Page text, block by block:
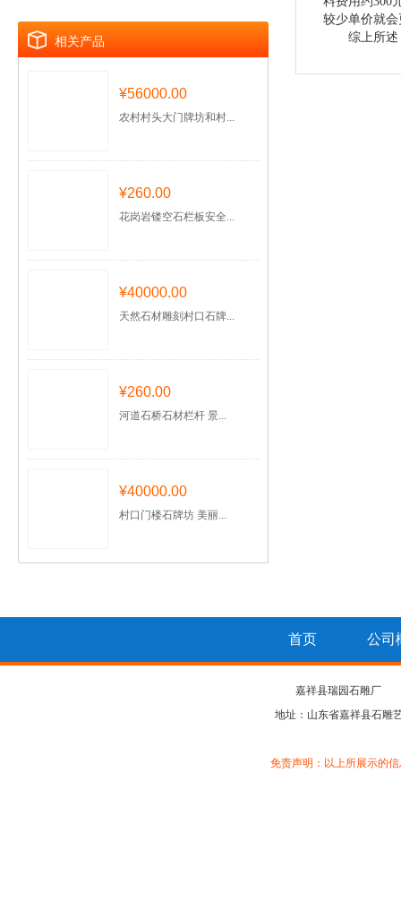
相关产品
¥56000.00
农村村头大门牌坊和村...
¥260.00
花岗岩镂空石栏板安全...
¥40000.00
天然石材雕刻村口石牌...
¥260.00
河道石桥石材栏杆 景...
¥40000.00
村口门楼石牌坊 美丽...
较少单价就
综上所述，
首页 公司
嘉祥县瑞园石雕厂
地址：山东省嘉祥县石雕
免责声明：以上所展示的